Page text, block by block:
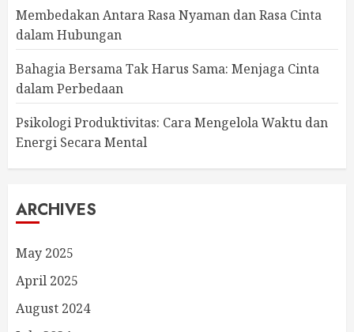
Membedakan Antara Rasa Nyaman dan Rasa Cinta
dalam Hubungan
Bahagia Bersama Tak Harus Sama: Menjaga Cinta
dalam Perbedaan
Psikologi Produktivitas: Cara Mengelola Waktu dan
Energi Secara Mental
ARCHIVES
May 2025
April 2025
August 2024